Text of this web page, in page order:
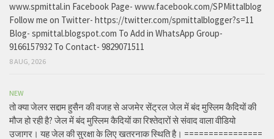
www.spmittal.in Facebook Page- www.facebook.com/SPMittalblog
Follow me on Twitter- https://twitter.com/spmittalblogger?s=11
Blog- spmittal.blogspot.com To Add in WhatsApp Group-
9166157932 To Contact- 9829071511
8 AUG, 2026
NEW
तो क्या जेलर सद्दाम हुसैन की वजह से अजमेर सेंट्रल जेल में बंद मुस्लिम कैदियों की
मौज हो रही है? जेल में बंद मुस्लिम कैदियों का रिश्तेदारों से संवाद वाला वीडियो
उजागर। यह जेल की सुरक्षा के लिए खतरनाक स्थिति है। ================